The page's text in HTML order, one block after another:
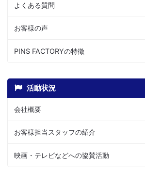
よくある質問
お客様の声
PINS FACTORYの特徴
活動状況
会社概要
お客様担当スタッフの紹介
映画・テレビなどへの協賛活動